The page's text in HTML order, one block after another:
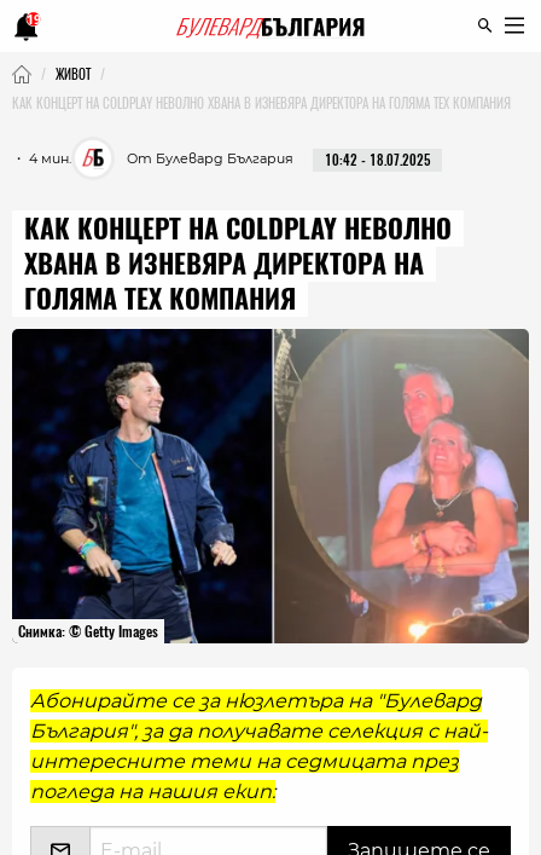
19
ЖИВОТ
КАК КОНЦЕРТ НА COLDPLAY НЕВОЛНО ХВАНА В ИЗНЕВЯРА ДИРЕКТОРА НА ГОЛЯМА ТЕХ КОМПАНИЯ
・ 4 мин. От Булевард България 10:42 - 18.07.2025
КАК КОНЦЕРТ НА COLDPLAY НЕВОЛНО
ХВАНА В ИЗНЕВЯРА ДИРЕКТОРА НА
ГОЛЯМА ТЕХ КОМПАНИЯ
Снимка: © Getty Images
Абонирайте се за нюзлетъра на "Булевард
България", за да получавате селекция с най-
интересните теми на седмицата през
погледа на нашия екип: